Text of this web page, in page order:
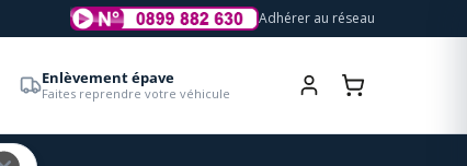
Adhérer au réseau
Enlèvement épave
Faites reprendre votre véhicule